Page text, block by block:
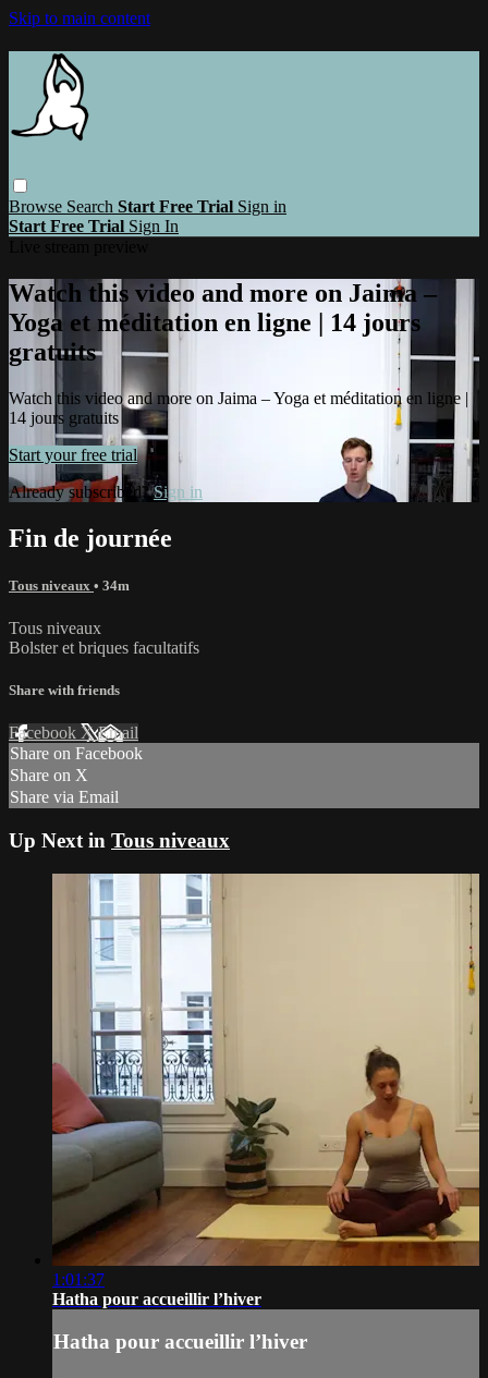
Skip to main content
Browse Search Start Free Trial Sign in
Start Free Trial Sign In
Watch this video and more on Jaima –
Yoga et méditation en ligne | 14 jours
gratuits
Watch this video and more on Jaima – Yoga et méditation en ligne |
14 jours gratuits
Start your free trial
Already subscribed?Sign in
Fin de journée
Tous niveaux • 34m
Tous niveaux
Bolster et briques facultatifs
Share with friends
Facebook XEmail
Share on Facebook
Share on X
Share via Email
Up Next in Tous niveaux
1:01:37
Hatha pour accueillir l’hiver
Hatha pour accueillir l’hiver